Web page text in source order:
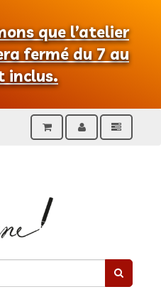
que l’atelier
fermé du 7 au
inclus.